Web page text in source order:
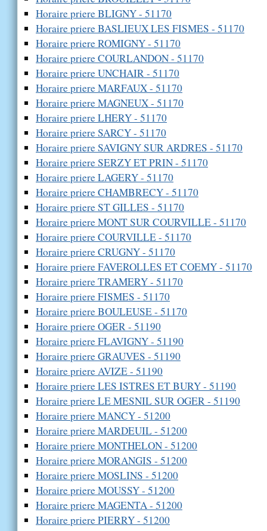
Horaire priere BLIGNY - 51170
Horaire priere BASLIEUX LES FISMES - 51170
Horaire priere ROMIGNY - 51170
Horaire priere COURLANDON - 51170
Horaire priere UNCHAIR - 51170
Horaire priere MARFAUX - 51170
Horaire priere MAGNEUX - 51170
Horaire priere LHERY - 51170
Horaire priere SARCY - 51170
Horaire priere SAVIGNY SUR ARDRES - 51170
Horaire priere SERZY ET PRIN - 51170
Horaire priere LAGERY - 51170
Horaire priere CHAMBRECY - 51170
Horaire priere ST GILLES - 51170
Horaire priere MONT SUR COURVILLE - 51170
Horaire priere COURVILLE - 51170
Horaire priere CRUGNY - 51170
Horaire priere FAVEROLLES ET COEMY - 51170
Horaire priere TRAMERY - 51170
Horaire priere FISMES - 51170
Horaire priere BOULEUSE - 51170
Horaire priere OGER - 51190
Horaire priere FLAVIGNY - 51190
Horaire priere GRAUVES - 51190
Horaire priere AVIZE - 51190
Horaire priere LES ISTRES ET BURY - 51190
Horaire priere LE MESNIL SUR OGER - 51190
Horaire priere MANCY - 51200
Horaire priere MARDEUIL - 51200
Horaire priere MONTHELON - 51200
Horaire priere MORANGIS - 51200
Horaire priere MOSLINS - 51200
Horaire priere MOUSSY - 51200
Horaire priere MAGENTA - 51200
Horaire priere PIERRY - 51200